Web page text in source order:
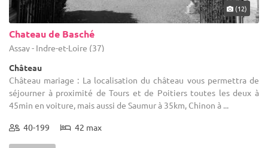
(12)
Chateau de Basché
Assay - Indre-et-Loire (37)
Château
Château mariage : La localisation du château vous permettra de
séjourner à proximité de Tours et de Poitiers toutes les deux à
45min en voiture, mais aussi de Saumur à 35km, Chinon à ...
40-199 42 max